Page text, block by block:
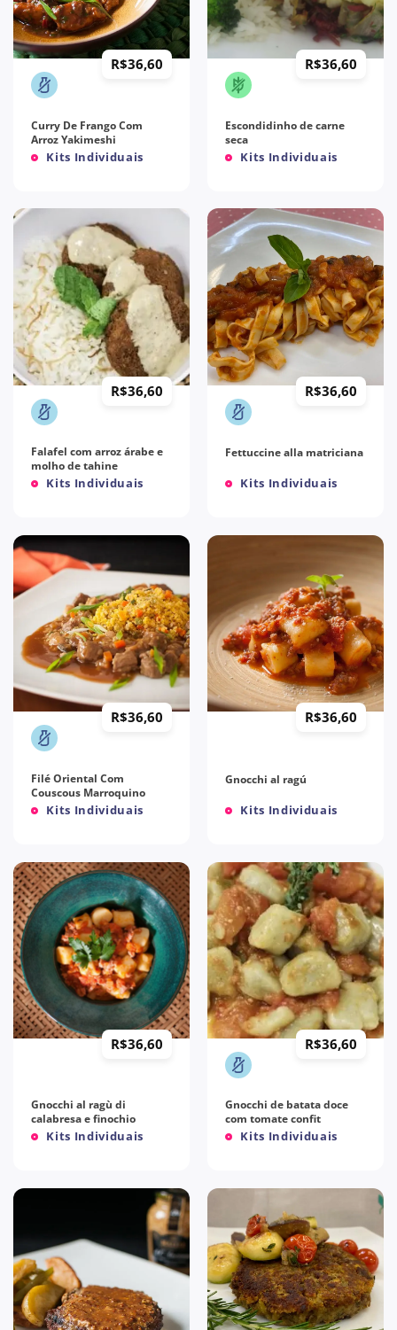
Kits Individuais
Curry De Frango Com
Arroz Yakimeshi
R$36,60
Kits Individuais
Escondidinho de carne
seca
R$36,60
Kits Individuais
Falafel com arroz árabe e
molho de tahine
R$36,60
Kits Individuais
Fettuccine alla matriciana
R$36,60
Kits Individuais
Filé Oriental Com
Couscous Marroquino
R$36,60
Kits Individuais
Gnocchi al ragú
R$36,60
Kits Individuais
Gnocchi al ragù di
calabresa e finochio
R$36,60
Kits Individuais
Gnocchi de batata doce
com tomate confit
R$36,60